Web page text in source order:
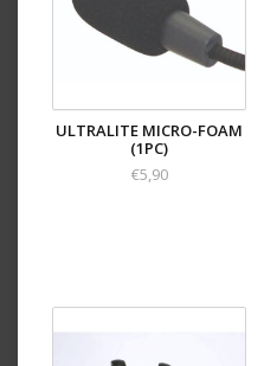
ULTRALITE MICRO-FOAM
(1PC)
€5,90